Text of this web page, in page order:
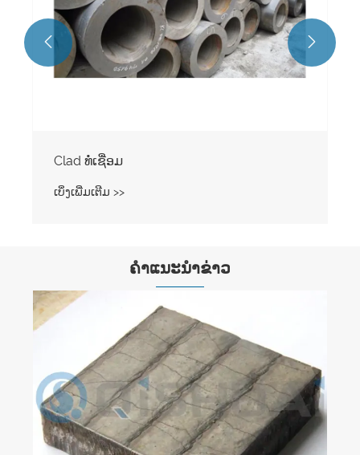
Clad ທໍ່ເຊື່ອມ
ເບິ່ງເພີ່ມເຕີມ >>
 
ຄໍາແນະນໍາຂ່າວ
ການນໍາໃຊ້ທໍ່ທີ່ທົ
ມິກ?
ເບິ່ງເພີ່ມເຕີມ >>